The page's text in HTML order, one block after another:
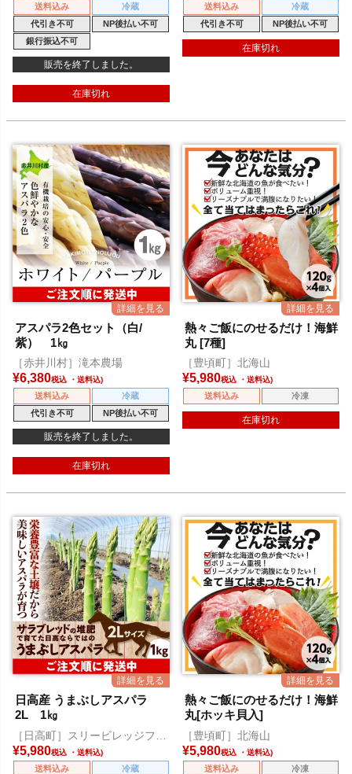
送料込み
冷蔵
代引き不可
NP後払い不可
銀行振込不可
販売を終了しました。
在庫切れ
送料込み
冷蔵
代引き不可
NP後払い不可
在庫切れ
アスパラ2色セット（白/
紫） 1㎏
［赤井川村］滝本農場
¥6,380税込
送料込み
冷蔵
代引き不可
NP後払い不可
販売を終了しました。
在庫切れ
熱々ご飯にのせるだけ！海鮮
丸 [7種]
［豊頃町］北海山
¥5,980税込
送料込み 冷凍
在庫切れ
日高産 うまぶしアスパラ
2L 1㎏
［日高町］スリービレッジファ
ーム
¥5,980税込
送料込み
冷蔵
熱々ご飯にのせるだけ！海鮮
丸[ホッキ貝入]
［豊頃町］北海山
¥5,980税込
送料込み 冷凍